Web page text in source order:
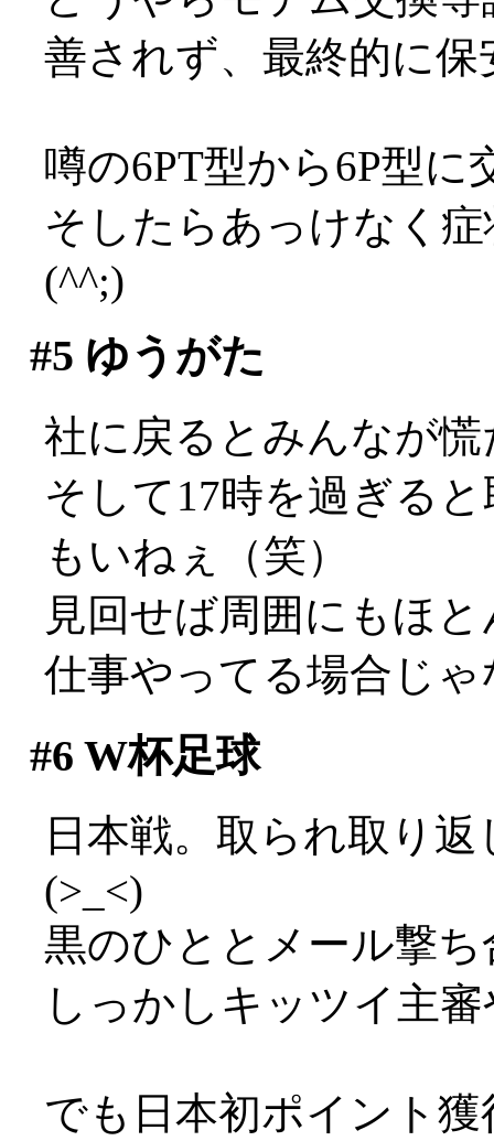
善されず、最終的に
噂の6PT型から6P型
そしたらあっけなく
(^^;)
#5 ゆうがた
社に戻るとみんなが
そして17時を過ぎる
もいねぇ（笑）
見回せば周囲にもほ
仕事やってる場合じ
#6 W杯足球
日本戦。取られ取り
(>_<)
黒のひととメール撃
しっかしキッツイ主
でも日本初ポイント獲